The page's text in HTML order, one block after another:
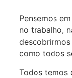
Pensemos
no trabalho,
como todos
Todos temos